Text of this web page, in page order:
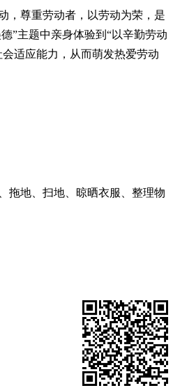
，尊重劳动者，以劳动为荣，是
”主题中亲身体验到“以辛勤劳动
适应能力，从而萌发热爱劳动
拖地、扫地、晾晒衣服、整理物